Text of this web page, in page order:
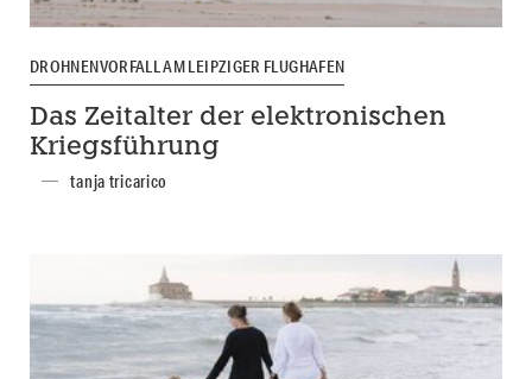
DROHNENVORFALL AM LEIPZIGER FLUGHAFEN
Das Zeitalter der elektronischen
Kriegsführung
tanja tricarico